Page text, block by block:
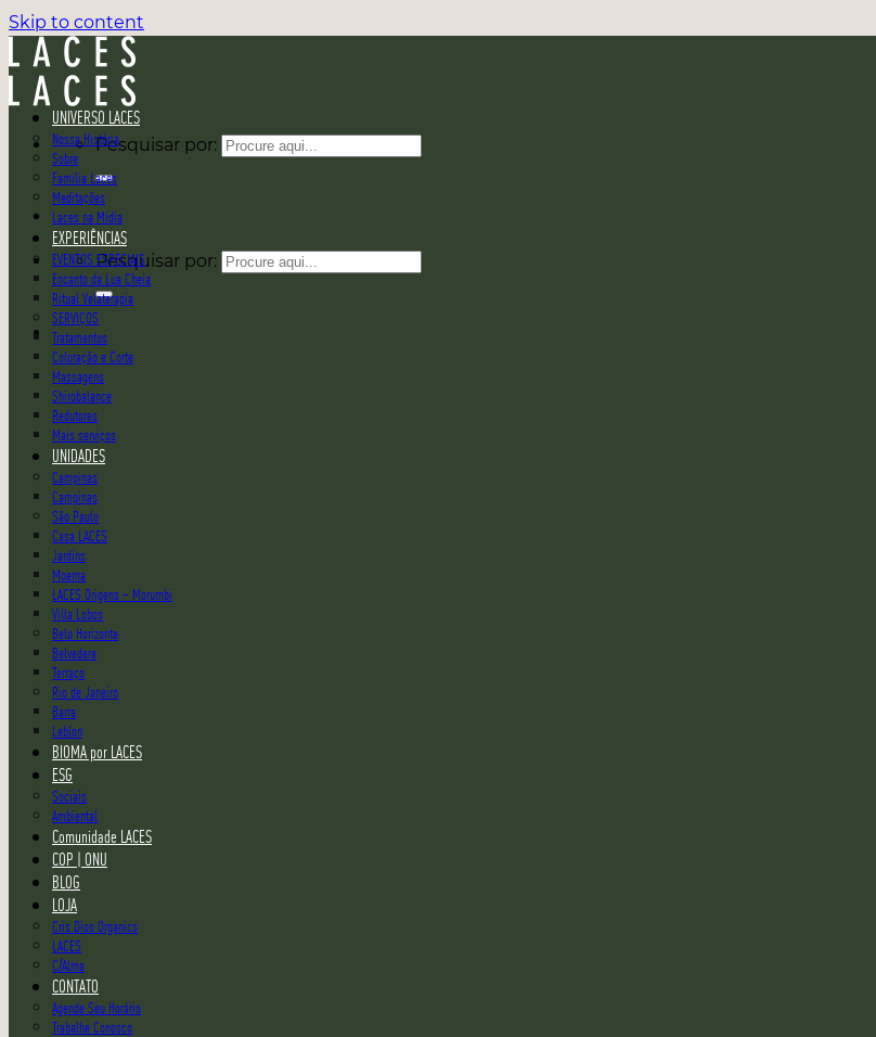
Skip to content
Pesquisar por:
Pesquisar por:
UNIVERSO LACES
Nossa História
Sobre
Família Laces
Meditações
Laces na Mídia
EXPERIÊNCIAS
EVENTOS ESPECIAIS
Encanto da Lua Cheia
Ritual Velaterapia
SERVIÇOS
Tratamentos
Coloração e Corte
Massagens
Shirobalance
Redutores
Mais serviços
UNIDADES
Campinas
Campinas
São Paulo
Casa LACES
Jardins
Moema
LACES Origens – Morumbi
Villa Lobos
Belo Horizonte
Belvedere
Terraço
Rio de Janeiro
Barra
Leblon
BIOMA por LACES
ESG
Sociais
Ambiental
Comunidade LACES
COP | ONU
BLOG
LOJA
Cris Dios Organics
LACES
C/Alma
CONTATO
Agende Seu Horário
Trabalhe Conosco